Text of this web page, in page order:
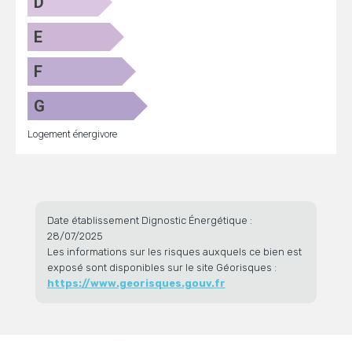
E
F
G
Logement énergivore
Date établissement Dignostic Énergétique :
28/07/2025
Les informations sur les risques auxquels ce bien est
exposé sont disponibles sur le site Géorisques :
https://www.georisques.gouv.fr